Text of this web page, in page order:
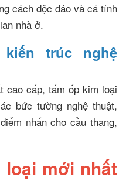
cách độc đáo và cá tính
nhà ở.
trúc nghệ
cao cấp, tấm ốp kim loại
bức tường nghệ thuật,
nhấn cho cầu thang,
loại mới nhất